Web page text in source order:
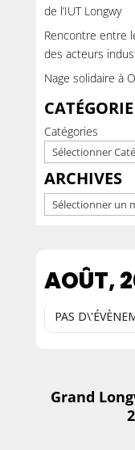
de l’IUT Longwy
Rencontre entre
des acteurs
Nage solidaire à
CATÉGORIE
Catégories
ARCHIVES
Archives
AOÛT,
PAS
Grand